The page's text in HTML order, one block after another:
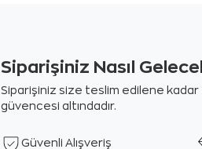
Siparişiniz Nasıl
Siparişiniz size teslim edilene kadar
güvencesi altındadır.
Güvenli Alışveriş